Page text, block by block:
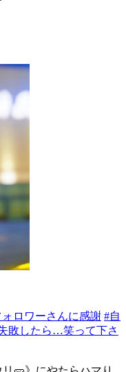
ォロワーさんに感謝 #自
敗したら…笑って下さ